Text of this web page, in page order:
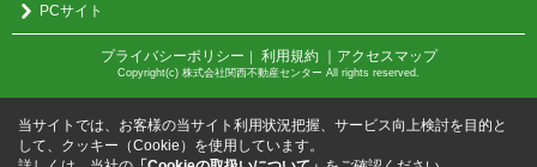
PCサイト
プライバシーポリシー ｜ 利用規約 ｜アクセスマップ
Copyright(c) 株式会社関西不動産センター All rights reserved.
当サイトでは、お客様の当サイト利用状況把握、サービス向上検討を目的と
して、クッキー（Cookie）を使用しています。